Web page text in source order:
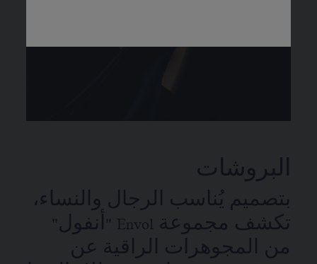
البروشات
بتصميم يُناسب الرجال والنساء،
تكشف مجموعة Envol "أنفول"
من المجوهرات الراقية عن